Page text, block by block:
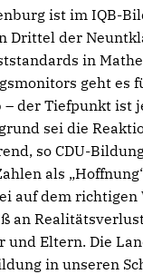
ist im IQB-
Drittel der
in
geht es
– der Tiefpunkt ist
sei die
so CDU-
als
auf dem richtigen
an
und Eltern. Die
in unseren